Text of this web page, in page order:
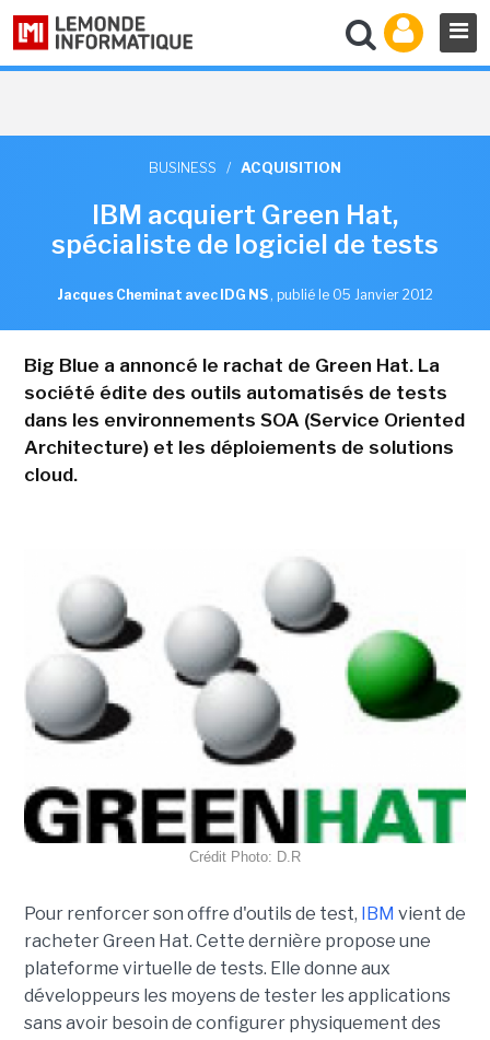
BUSINESS / ACQUISITION
IBM acquiert Green Hat,
spécialiste de logiciel de tests
Jacques Cheminat avec IDG NS , publié le 05 Janvier 2012
Big Blue a annoncé le rachat de Green Hat. La
société édite des outils automatisés de tests
dans les environnements SOA (Service Oriented
Architecture) et les déploiements de solutions
cloud.
Crédit Photo: D.R
Pour renforcer son offre d'outils de test, IBM vient de
racheter Green Hat. Cette dernière propose une
plateforme virtuelle de tests. Elle donne aux
développeurs les moyens de tester les applications
sans avoir besoin de configurer physiquement des